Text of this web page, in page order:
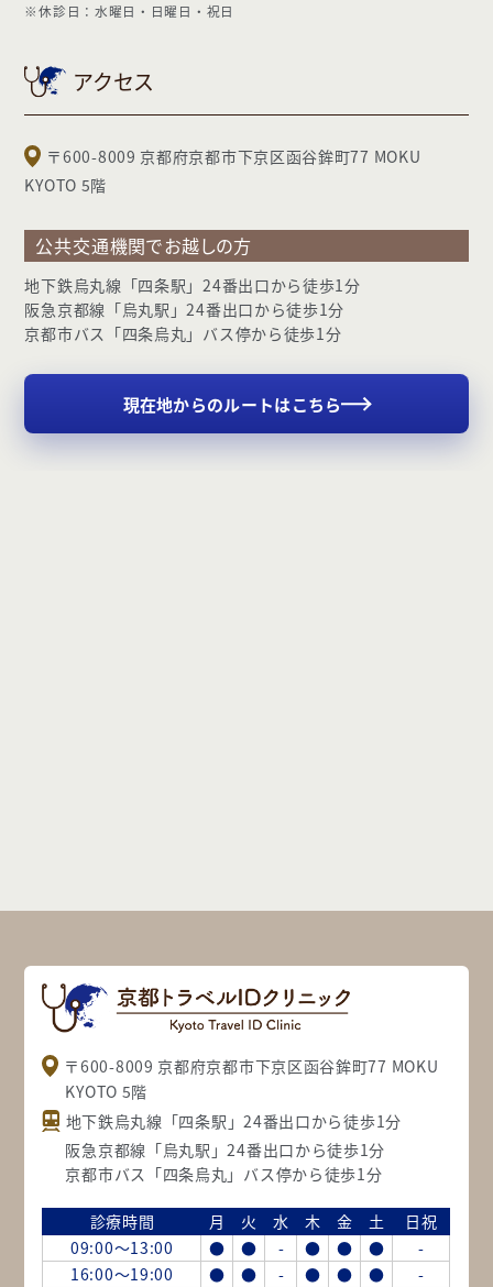
※休診日：水曜日・日曜日・祝日
アクセス
〒600-8009 京都府京都市下京区函谷鉾町77 MOKU
KYOTO 5階
公共交通機関でお越しの方
地下鉄烏丸線「四条駅」24番出口から徒歩1分
阪急京都線「烏丸駅」24番出口から徒歩1分
京都市バス「四条烏丸」バス停から徒歩1分
現在地からのルートはこちら
〒600-8009 京都府京都市下京区函谷鉾町77 MOKU
KYOTO 5階
地下鉄烏丸線「四条駅」24番出口から徒歩1分
阪急京都線「烏丸駅」24番出口から徒歩1分
京都市バス「四条烏丸」バス停から徒歩1分
診療時間 月 火 水 木 金 土
日祝
09:00～13:00
● ● - ● ● ●
-
16:00～19:00
● ● - ● ● ● -